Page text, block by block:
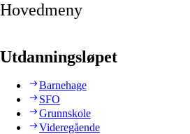
Hovedmeny
Utdanningsløpet
Barnehage
SFO
Grunnskole
Videregående